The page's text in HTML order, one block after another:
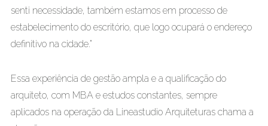
senti necessidade, também estamos em processo de
estabelecimento do escritório, que logo ocupará o endereço
definitivo na cidade.”
Essa experiência de gestão ampla e a qualificação do
arquiteto, com MBA e estudos constantes, sempre
aplicados na operação da Lineastudio Arquiteturas chama a